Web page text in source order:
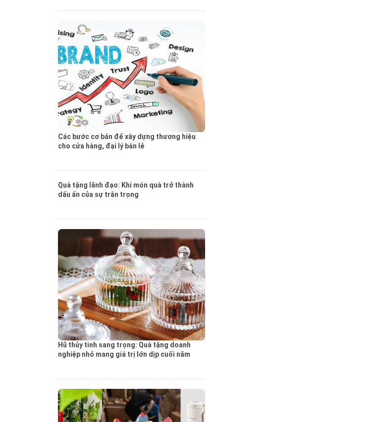
Các bước cơ bản để xây dựng thương hiệu
cho cửa hàng, đại lý bán lẻ
Quà tặng lãnh đạo: Khi món quà trở thành
dấu ấn của sự trân trọng
Hũ thủy tinh sang trọng: Quà tặng doanh
nghiệp nhỏ mang giá trị lớn dịp cuối năm